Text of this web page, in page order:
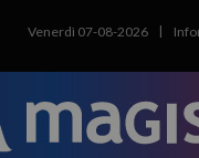
Venerdì 07-08-2026